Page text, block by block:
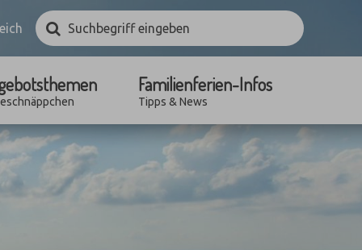
Suchbegriff
eingebenSuchen
Familienferien-Infos
Tipps & News